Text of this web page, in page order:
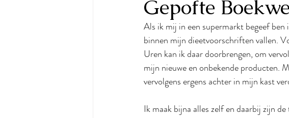
Taart & Cake
Gepofte
Als ik mij in een supermarkt begeef
binnen mijn dieetvoorschriften vallen.
Uren kan ik daar doorbrengen, om
mijn nieuwe en onbekende producten.
vervolgens ergens achter in mijn kast
Ik maak bijna alles zelf en daarbij zijn